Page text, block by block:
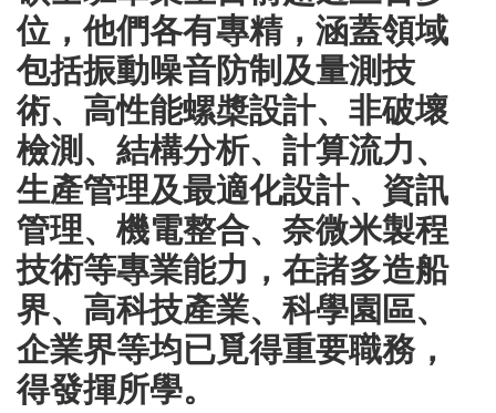
位，他們各有專精，涵蓋領域
包括振動噪音防制及量測技
術、高性能螺槳設計、非破壞
檢測、結構分析、計算流力、
生產管理及最適化設計、資訊
管理、機電整合、奈微米製程
技術等專業能力，在諸多造船
界、高科技產業、科學園區、
企業界等均已覓得重要職務，
得發揮所學。